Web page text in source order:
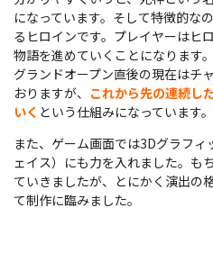
になっています。そして特徴的な
るヒロインです。プレイヤーはヒ
物語を進めていくことになります
グランドオープン直後の現在はチ
おりますが、 これから先の連続し
いく という仕組みになっています。
また、ゲーム画面では3Dグラフ
ェイス）にも力を入れました。も
ていきましたが、とにかく演出の
て制作に臨みました。